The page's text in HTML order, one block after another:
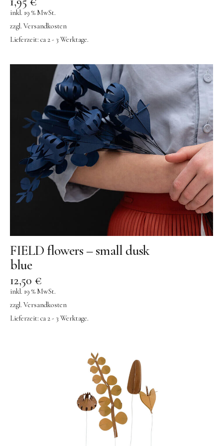
InstagramPinterest
inkl. 19 % MwSt.
zzgl. Versandkosten
Lieferzeit: ca 2 - 3 Werktage.
FIELD flowers – small dusk
blue
12,50 €
inkl. 19 % MwSt.
zzgl. Versandkosten
Lieferzeit: ca 2 - 3 Werktage.